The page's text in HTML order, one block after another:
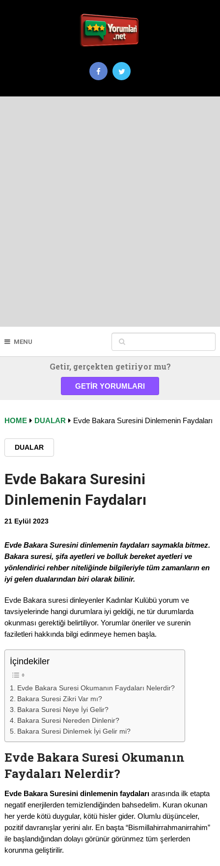
MENU
Getir, gerçekten getiriyor mu?
GETIR YORUMLARI
HOME DUALAR Evde Bakara Suresini Dinlemenin Faydaları
DUALAR
Evde Bakara Suresini
Dinlemenin Faydaları
21 Eylül 2023
Evde Bakara Suresini dinlemenin faydaları saymakla bitmez.
Bakara suresi, şifa ayetleri ve bolluk bereket ayetleri ve
yönlendirici rehber niteliğinde bilgileriyle tüm zamanların en
iyi gelen dualarından biri olarak bilinir.
Evde Bakara suresi dinleyenler Kadınlar Kulübü yorum ve
tavsiyelerinde hangi durumlara iyi geldiği, ne tür durumlarda
okunması gerektiği belirtiliyor. Yorumlar öneriler ve surenin
faziletleri hakkında bilgi edinmeye hemen başla.
İçindekiler
Evde Bakara Suresi Okumanın Faydaları Nelerdir?
Bakara Suresi Zikri Var mı?
Bakara Suresi Neye İyi Gelir?
Bakara Suresi Nereden Dinlenir?
Bakara Suresi Dinlemek İyi Gelir mi?
Evde Bakara Suresi Okumanın
Faydaları Nelerdir?
Evde Bakara Suresini dinlemenin faydalarıarasında ilk etapta
negatif enerjilerden temizlendiğinden bahsedelim. Kuran okunan
her yerde kötü duygular, kötü hisler gider. Olumlu düşünceler,
pozitif davranışlar yerini alır. En başta “Bismillahirrahmanirrahim”
ile başlandığından dolayı görünür görünmez tüm şerlerden
korunma geliştirilir.